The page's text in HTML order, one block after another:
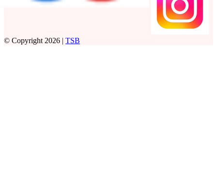
© Copyright 2026 | TSB